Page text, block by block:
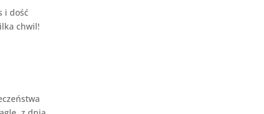
i dość
chwil!